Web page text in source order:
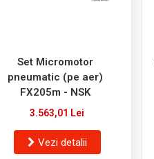
Set Micromotor
pneumatic (pe aer)
FX205m - NSK
3.563,01 Lei
Vezi detalii